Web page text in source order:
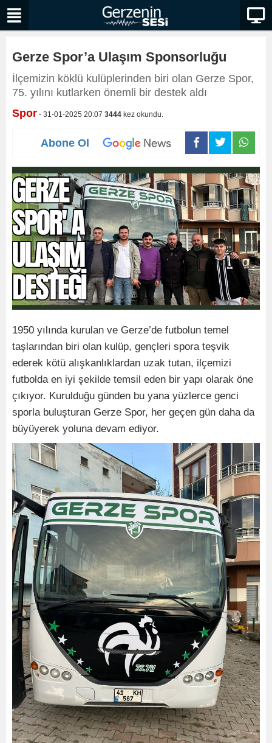
Gerze Spor’a Ulaşım Sponsorluğu
İlçemizin köklü kulüplerinden biri olan Gerze Spor,
75. yılını kutlarken önemli bir destek aldı
Spor - 31-01-2025 20:07 3444 kez okundu.
Abone Ol
1950 yılında kurulan ve Gerze’de futbolun temel
taşlarından biri olan kulüp, gençleri spora teşvik
ederek kötü alışkanlıklardan uzak tutan, ilçemizi
futbolda en iyi şekilde temsil eden bir yapı olarak öne
çıkıyor. Kurulduğu günden bu yana yüzlerce genci
sporla buluşturan Gerze Spor, her geçen gün daha da
büyüyerek yoluna devam ediyor.